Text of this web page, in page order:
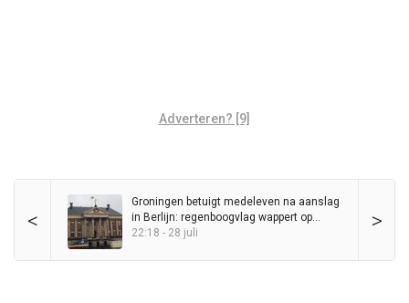
Adverteren? [9]
< >
Groningen betuigt medeleven na aanslag
in Berlijn: regenboogvlag wappert op
Stadhuis
22:18 - 28 juli